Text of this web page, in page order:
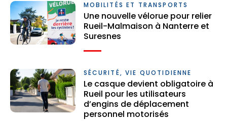
MOBILITÉS ET TRANSPORTS
Une nouvelle vélorue pour relier
Rueil-Malmaison à Nanterre et
Suresnes
SÉCURITÉ, VIE QUOTIDIENNE
Le casque devient obligatoire à
Rueil pour les utilisateurs
d’engins de déplacement
personnel motorisés